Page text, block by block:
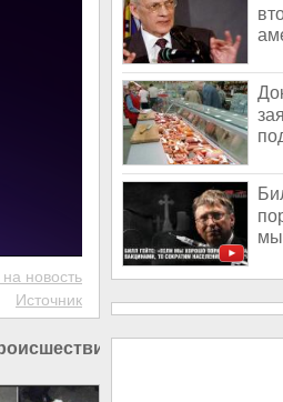
новость
Источник
в России
мы